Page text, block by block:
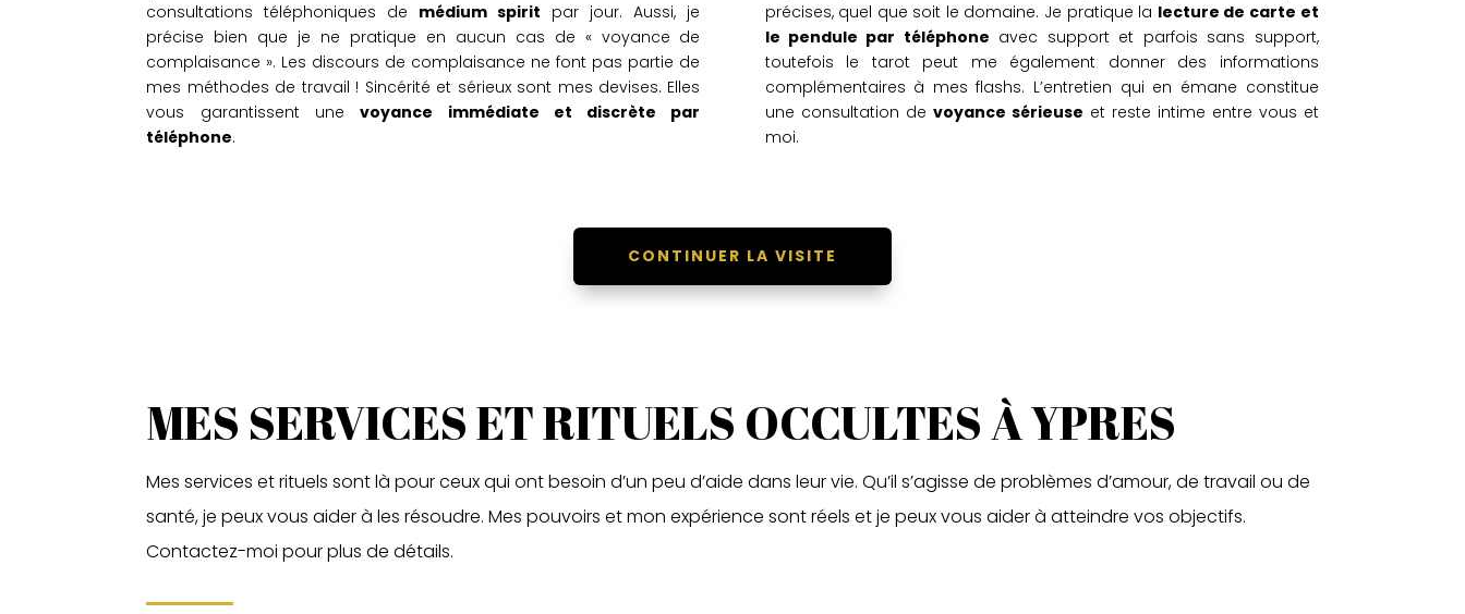
consultations téléphoniques de médium spirit par jour. Aussi, je
précise bien que je ne pratique en aucun cas de « voyance de
complaisance ». Les discours de complaisance ne font pas partie de
mes méthodes de travail ! Sincérité et sérieux sont mes devises. Elles
vous garantissent unevoyance immédiate et discrète par
téléphone.
précises, quel que soit le domaine. Je pratique la lecture de carte et
le pendule par téléphone avec support et parfois sans support,
toutefois le tarot peut me également donner des informations
complémentaires à mes flashs. L’entretien qui en émane constitue
une consultation de voyance sérieuse et reste intime entre vous et
moi.
CONTINUER LA VISITE
MES SERVICES ET RITUELS OCCULTES À YPRES
Mes services et rituels sont là pour ceux qui ont besoin d’un peu d’aide dans leur vie. Qu’il s’agisse de problèmes d’amour, de travail ou de
santé, je peux vous aider à les résoudre. Mes pouvoirs et mon expérience sont réels et je peux vous aider à atteindre vos objectifs.
Contactez-moi pour plus de détails.